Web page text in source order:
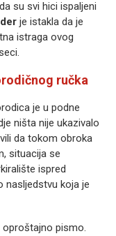
su svi hici ispaljeni
je istakla da je
istraga ovog
ručka
je u podne
ništa nije ukazivalo
da tokom obroka
situacija se
ispred
nasljedstvu koja je
pismo.